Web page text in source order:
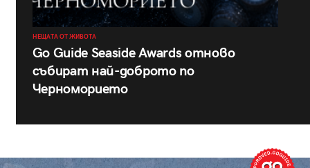
НЕЩАТА ОТ ЖИВОТА
Go Guide Seaside Awards отново
събират най-доброто по
Черноморието